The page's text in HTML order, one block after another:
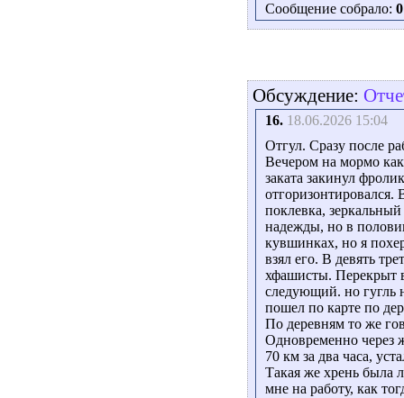
Сообщение собрало: 0
Обсуждение:
16. 18.06.2026 15:04
Отгул. Сразу после
Вечером на мормо
заката закинул
отгоризонтировался.
поклевка,
надежды, но в
кувшинках, но я
взял его. В девять
хфашисты. Перекрыт
следующий. но гугль
пошел по карте по
По деревням то же
Одновременно через
70 км за два часа,
Такая же хрень была
мне на работу, как